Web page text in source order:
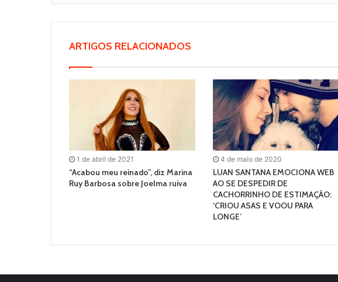
ARTIGOS RELACIONADOS
1 de abril de 2021
“Acabou meu reinado”, diz Marina
Ruy Barbosa sobre Joelma ruiva
4 de maio de 2020
LUAN SANTANA EMOCIONA WEB
AO SE DESPEDIR DE
CACHORRINHO DE ESTIMAÇÃO:
‘CRIOU ASAS E VOOU PARA
LONGE’